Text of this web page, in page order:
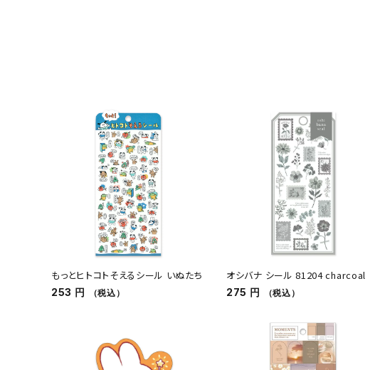
もっとヒトコトそえるシール いぬたち
253 円 （税込）
オシバナ シール 81204 charcoal
275 円 （税込）